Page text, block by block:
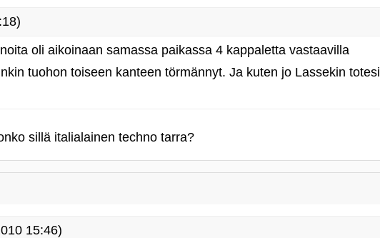
oli aikoinaan samassa paikassa 4 kappaletta vastaavilla
tuohon toiseen kanteen törmännyt. Ja kuten jo Lassekin totesi
sillä italialainen techno tarra?
15:46)